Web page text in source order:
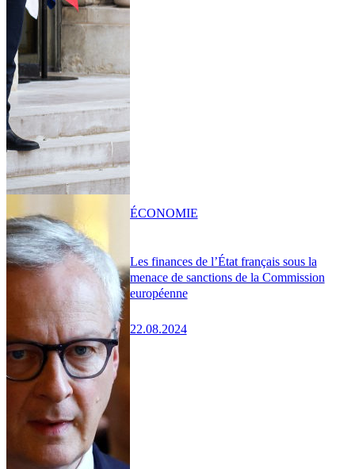
Les finances de l’État français sous la
menace de sanctions de la Commission
européenne
22.08.2024
ÉCONOMIE